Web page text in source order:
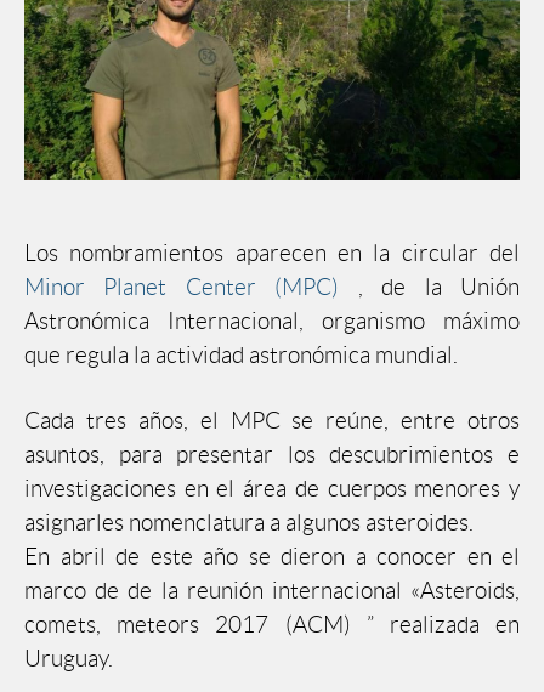
Los nombramientos aparecen en la circular del
Minor Planet Center (MPC)
, de la Unión
Astronómica Internacional, organismo máximo
que regula la actividad astronómica mundial.
Cada tres años, el MPC se reúne, entre otros
asuntos, para presentar los descubrimientos e
investigaciones en el área de cuerpos menores y
asignarles nomenclatura a algunos asteroides.
En abril de este año se dieron a conocer en el
marco de de la reunión internacional «Asteroids,
comets, meteors 2017 (ACM) ” realizada en
Uruguay.